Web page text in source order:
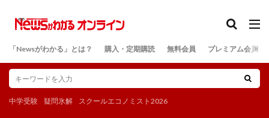
「Newsがわかる」とは？ 購入・定期購読 無料会員 プレミアム会員
中学受験 疑問氷解 スクールエコノミスト2026
検索